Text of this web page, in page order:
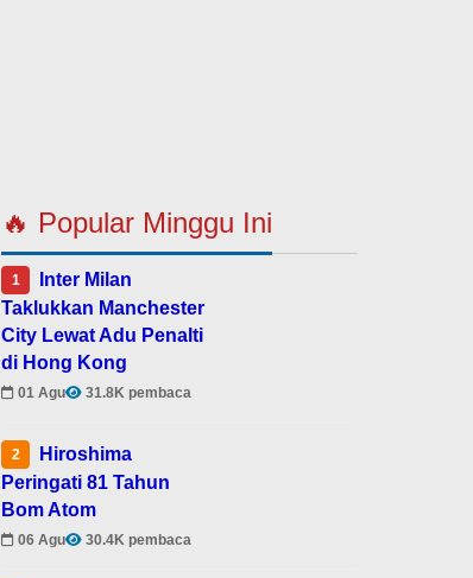
🔥 Popular Minggu Ini
1
Inter Milan
Taklukkan Manchester
City Lewat Adu Penalti
di Hong Kong
01 Agu 31.8K pembaca
2
Hiroshima
Peringati 81 Tahun
Bom Atom
06 Agu 30.4K pembaca